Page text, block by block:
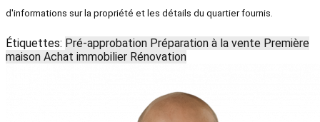
d'informations sur la propriété et les détails du quartier fournis.
Étiquettes: Pré-approbation Préparation à la vente Première
maison Achat immobilier Rénovation